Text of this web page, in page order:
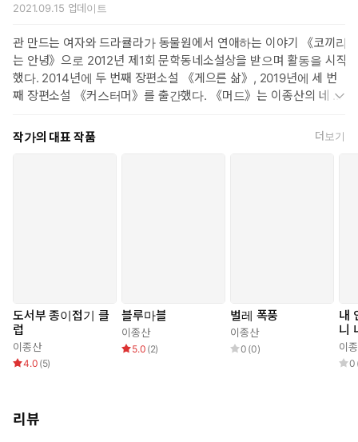
학 시장의 큰 흐름이 된 장르소설에 대한 폭넓은 이해를 바탕으로
『경향신문』에 수년간 SF칼럼 〈장르를 읽다〉를 연재한 바 있
다. 여러 장르를 융합해 독특한 개성을 획득한 소설가 이종산의
오래고 근원적인 주제 의식을 이 책을 통해 엿볼 수 있다.
2021.09.15 업데이트
관 만드는 여자와 드라큘라가 동물원에서 연애하는 이야기 《코끼리
는 안녕》으로 2012년 제1회 문학동네소설상을 받으며 활동을 시작
했다. 2014년에 두 번째 장편소설 《게으른 삶》, 2019년에 세 번
째 장편소설 《커스터머》를 출간했다. 《머드》는 이종산의 네 번
을 담은 《식물을 기르기엔 난 너무 게을러》가 있고, 현재 연애소설
과 장르문학을 주제로 한 글들을 연재하고 있다.
작가의 대표 작품 더보기
도서부 종이접기 클
럽
이종산
4.0 (5)
블루마블
이종산
5.0 (2)
벌레 폭풍
이종산
0 (0)
내
니
이
0
리뷰